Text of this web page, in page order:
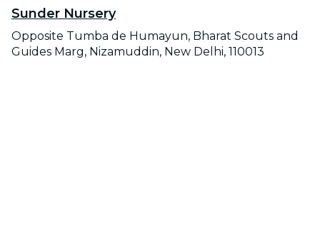
Sunder Nursery
Opposite Tumba de Humayun, Bharat Scouts and
Guides Marg, Nizamuddin, New Delhi, 110013